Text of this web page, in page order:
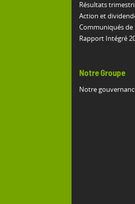
Résultats
Action et
Communiqués de
Rapport Intégré
Notre Groupe
Notre